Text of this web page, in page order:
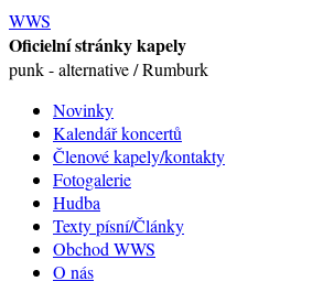
WWS
Oficielní stránky kapely
punk - alternative / Rumburk
Novinky
Kalendář koncertů
Členové kapely/kontakty
Fotogalerie
Hudba
Texty písní/Články
Obchod WWS
O nás